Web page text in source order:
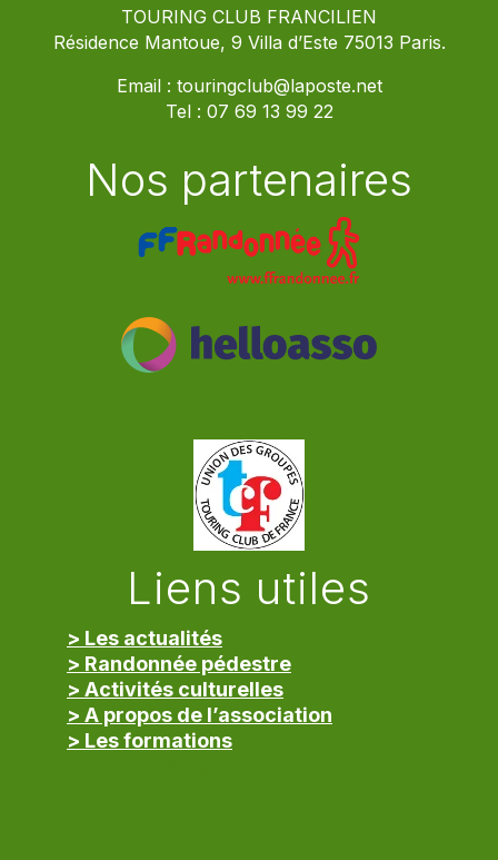
TOURING CLUB FRANCILIEN
Résidence Mantoue, 9 Villa d’Este 75013 Paris.
Email : touringclub@laposte.net
Tel : 07 69 13 99 22
Nos partenaires
Liens utiles
> Les actualités
> Randonnée pédestre
> Activités culturelles
> A propos de l’association
> Les formations